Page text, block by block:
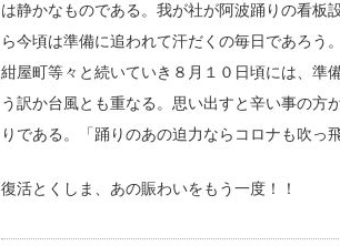
は静かなものである。我が社が阿波踊りの看板
ら今頃は準備に追われて汗だくの毎日であろう
紺屋町等々と続いていき８月１０日頃には、準
う訳か台風とも重なる。思い出すと辛い事の方
りである。「踊りのあの迫力ならコロナも吹っ
復活とくしま、あの賑わいをもう一度！！